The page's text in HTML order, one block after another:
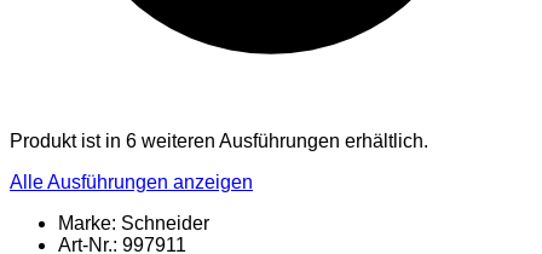
Produkt ist in 6 weiteren Ausführungen erhältlich.
Alle Ausführungen anzeigen
Marke: Schneider
Art-Nr.: 997911